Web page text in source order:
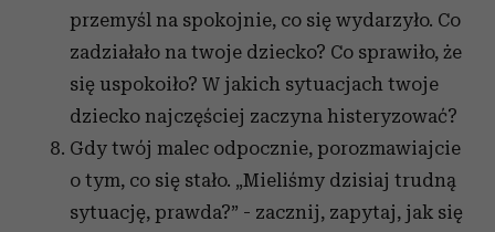
przemyśl na spokojnie, co się wydarzyło. Co
zadziałało na twoje dziecko? Co sprawiło, że
się uspokoiło? W jakich sytuacjach twoje
dziecko najczęściej zaczyna histeryzować?
Gdy twój malec odpocznie, porozmawiajcie
o tym, co się stało. „Mieliśmy dzisiaj trudną
sytuację, prawda?” - zacznij, zapytaj, jak się